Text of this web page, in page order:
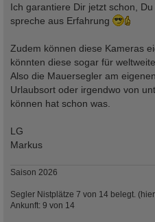
Ich garantiere Dir jetzt schon,
spreche aus Erfahrung
Zudem können diese Kameras
könnten diese sogar für
Also die Mauersegler am
Urlaubsort oder irgendwo von
können hat schon was.
LG
Markus
Saison 2026
Segler Nistplätze 7 von 14 belegt.
Ankunft: 9 von 14